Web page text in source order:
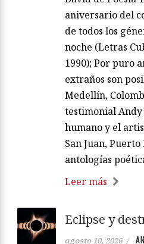
aniversario del
de todos los
noche (Letras
1990); Por puro
extraños son
Medellín,
testimonial
humano y el
San Juan, Puerto
antologías
Leer más
Eclipse y
agosto 10, 2026 /